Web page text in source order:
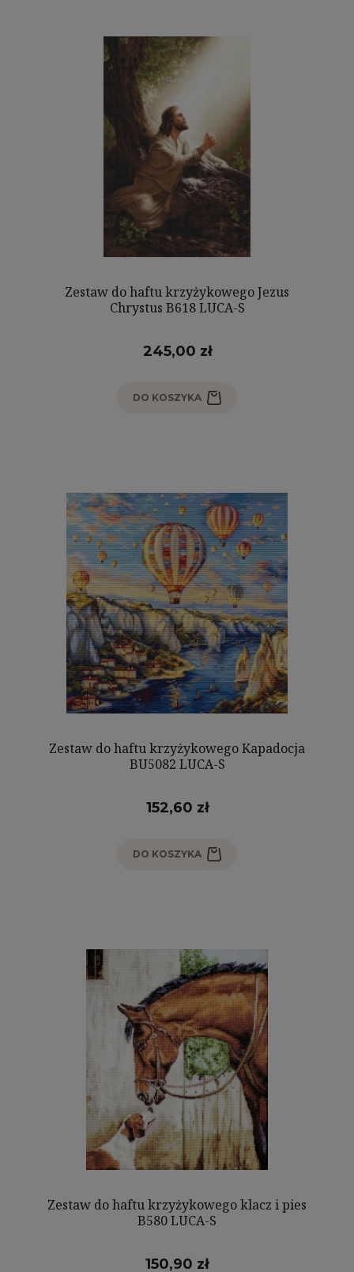
Zestaw do haftu krzyżykowego Jezus
Chrystus B618 LUCA-S
245,00 zł
DO KOSZYKA
Zestaw do haftu krzyżykowego Kapadocja
BU5082 LUCA-S
152,60 zł
DO KOSZYKA
Zestaw do haftu krzyżykowego klacz i pies
B580 LUCA-S
150,90 zł